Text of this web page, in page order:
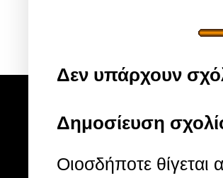
Δεν υπάρχουν
Δημοσίευση
Οιοσδήποτε